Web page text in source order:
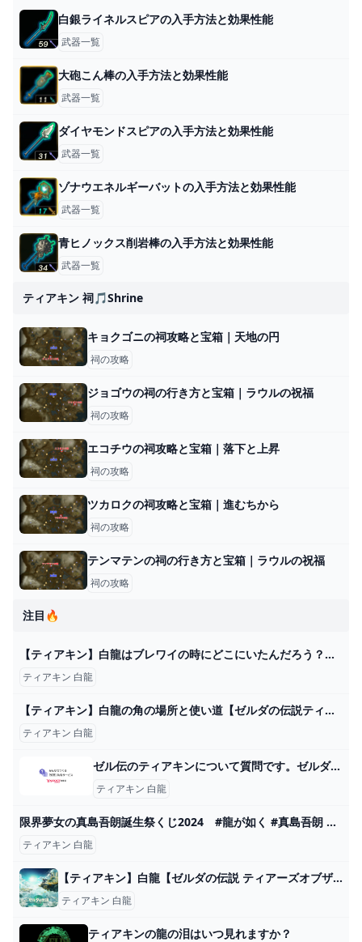
白銀ライネルスピアの入手方法と効果性能
武器一覧
大砲こん棒の入手方法と効果性能
武器一覧
ダイヤモンドスピアの入手方法と効果性能
武器一覧
ゾナウエネルギーバットの入手方法と効果性能
武器一覧
青ヒノックス削岩棒の入手方法と効果性能
武器一覧
ティアキン 祠🎵shrine
キョクゴニの祠攻略と宝箱｜天地の円
祠の攻略
ジョゴウの祠の行き方と宝箱｜ラウルの祝福
祠の攻略
エコチウの祠攻略と宝箱｜落下と上昇
祠の攻略
ツカロクの祠攻略と宝箱｜進むちから
祠の攻略
テンマテンの祠の行き方と宝箱｜ラウルの祝福
祠の攻略
注目🔥
【ティアキン】白龍はブレワイの時にどこにいたんだろう？【ティアーズオブザキングダム】 ゼルダの伝説ティアーズオブザキングダム(ティアキン)攻略まとめ-コログ速報
ティアキン 白龍
【ティアキン】白龍の角の場所と使い道【ゼルダの伝説ティアーズオブザキングダム】｜ゲームエイト
ティアキン 白龍
ゼル伝のティアキンについて質問です。ゼルダと白龍の関係について... - Yahoo!知恵袋
ティアキン 白龍
限界夢女の真島吾朗誕生祭くじ2024 #龍が如く #真島吾朗 #個人Vtuber - YouTube
ティアキン 白龍
【ティアキン】白龍【ゼルダの伝説 ティアーズオブザキングダム】 hyperWiki
ティアキン 白龍
ティアキンの龍の泪はいつ見れますか？